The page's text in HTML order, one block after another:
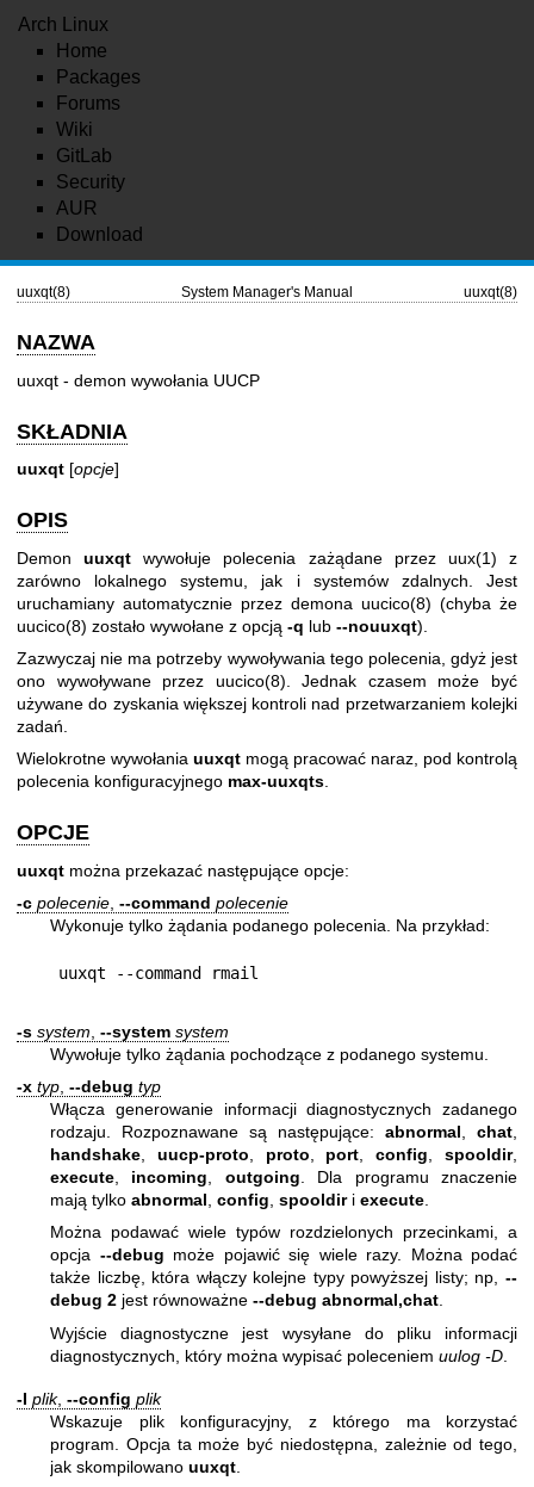
Arch Linux
Home
Packages
Forums
Wiki
GitLab
Security
AUR
Download
uuxqt(8) System Manager's Manual uuxqt(8)
NAZWA
uuxqt - demon wywołania UUCP
SKŁADNIA
uuxqt [opcje]
OPIS
Demonuuxqt wywołuje polecenia zażądane przez uux(1) z
zarówno lokalnego systemu, jak i systemów zdalnych. Jest
uruchamiany automatycznie przez demona uucico(8) (chyba że
uucico(8) zostało wywołane z opcją -q lub --nouuxqt).
Zazwyczaj nie ma potrzeby wywoływania tego polecenia, gdyż jest
ono wywoływane przez uucico(8) . Jednak czasem może być
używane do zyskania większej kontroli nad przetwarzaniem kolejki
zadań.
Wielokrotne wywołania uuxqt mogą pracować naraz, pod kontrolą
polecenia konfiguracyjnego max-uuxqts.
OPCJE
uuxqt można przekazać następujące opcje:
-c polecenie --command polecenie
Wykonuje tylko żądania podanego polecenia. Na przykład:
uuxqt --command rmail
-s system --system system
Wywołuje tylko żądania pochodzące z podanego systemu.
-x typ --debug typ
Włącza generowanie informacji diagnostycznych zadanego
rodzaju. Rozpoznawane są następujące: abnormal chat
handshake
uucp-proto proto port ,config ,spooldir,
execute
incoming outgoing . Dla programu znaczenie
mają tylko abnormal config spooldiri execute
Można podawać wiele typów rozdzielonych przecinkami, a
opcja --debug może pojawić się wiele razy. Można podać
także liczbę, która włączy kolejne typy powyższej listy; np, --
debug 2 jest równoważne --debug abnormal,chat.
Wyjście diagnostyczne jest wysyłane do pliku informacji
diagnostycznych, który można wypisać poleceniem uulog -D
-I plik, --config plik
Wskazuje plik konfiguracyjny, z którego ma korzystać
program. Opcja ta może być niedostępna, zależnie od tego,
jak skompilowano uuxqt